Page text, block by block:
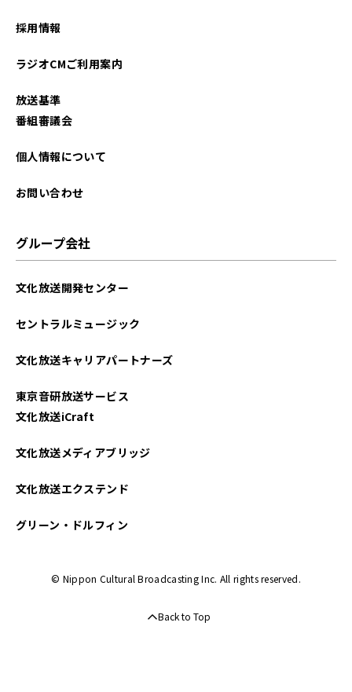
採用情報
ラジオCMご利用案内
放送基準
番組審議会
個人情報について
お問い合わせ
グループ会社
文化放送開発センター
セントラルミュージック
文化放送キャリアパートナーズ
東京音研放送サービス
文化放送iCraft
文化放送メディアブリッジ
文化放送エクステンド
グリーン・ドルフィン
© Nippon Cultural Broadcasting Inc. All rights reserved.
Back to Top